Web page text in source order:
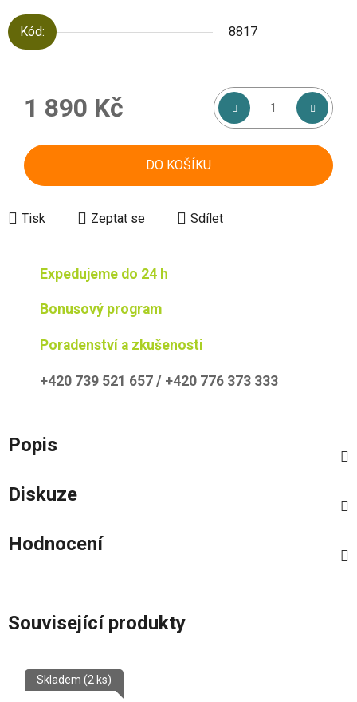
Kód: 8817
1 890 Kč
DO KOŠÍKU
Tisk Zeptat se Sdílet
Expedujeme do 24 h
Bonusový program
Poradenství a zkušenosti
+420 739 521 657 / +420 776 373 333
Popis
Diskuze
Hodnocení
Související produkty
Skladem (2 ks)